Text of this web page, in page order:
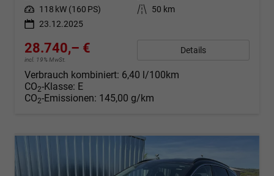
Leistung 118 kW (160 PS) Kilometerstand
50 km
23.12.2025
28.740,– €
incl. 19% MwSt.
Details
Verbrauch kombiniert: 6,40 l/100km
CO2-Klasse: E
CO2-Emissionen: 145,00 g/km